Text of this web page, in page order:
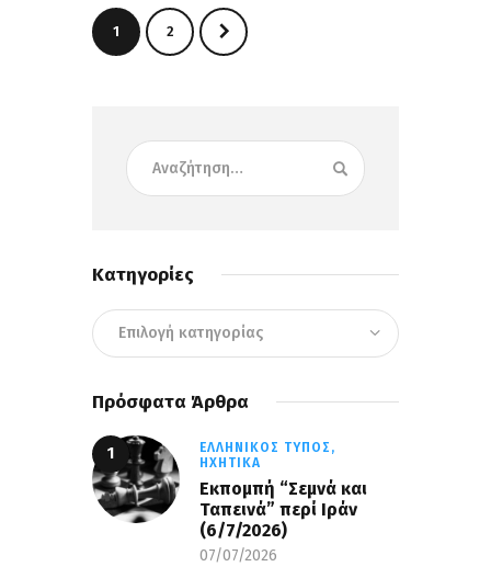
1 2
>
Κατηγορίες
Πρόσφατα Άρθρα
ΕΛΛΗΝΙΚΌΣ ΤΎΠΟΣ,
ΗΧΗΤΙΚΆ
Εκπομπή “Σεμνά και
Ταπεινά” περί Ιράν
(6/7/2026)
07/07/2026